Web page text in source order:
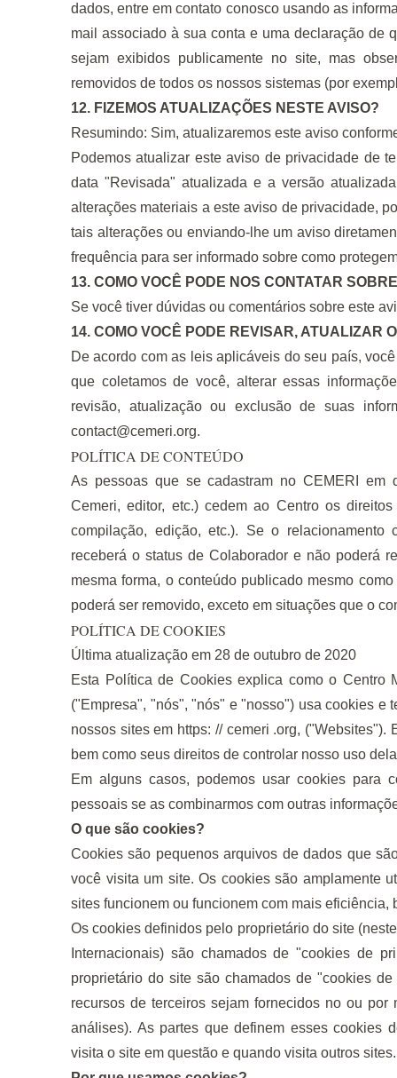
dados, entre em contato conosco usando as
mail associado à sua conta e uma declaração de
sejam exibidos publicamente no site, mas
removidos de todos os nossos sistemas (por
12. FIZEMOS ATUALIZAÇÕES NESTE AVISO?
Resumindo: Sim, atualizaremos este aviso
Podemos atualizar este aviso de privacidade de
data "Revisada" atualizada e a versão
alterações materiais a este aviso de privacidade,
tais alterações ou enviando-lhe um aviso
frequência para ser informado sobre como
13. COMO VOCÊ PODE NOS CONTATAR
Se você tiver dúvidas ou comentários sobre este
14. COMO VOCÊ PODE REVISAR, ATUALIZAR
De acordo com as leis aplicáveis ​​do seu país,
que coletamos de você, alterar essas
revisão, atualização ou exclusão de suas
contact@cemeri.org.
POLÍTICA DE CONTEÚDO
As pessoas que se cadastram no CEMERI em
Cemeri, editor, etc.) cedem ao Centro os
compilação, edição, etc.). Se o
receberá o status de Colaborador e não poderá
mesma forma, o conteúdo publicado mesmo
poderá ser removido, exceto em situações que o
POLÍTICA DE COOKIES
Última atualização em 28 de outubro de 2020
Esta Política de Cookies explica como o Centro
("Empresa", "nós", "nós" e "nosso") usa cookies e
nossos sites em https: // cemeri .org, ("Websites").
bem como seus direitos de controlar nosso uso
Em alguns casos, podemos usar cookies para
pessoais se as combinarmos com outras
O que são cookies?
Cookies são pequenos arquivos de dados que
você visita um site. Os cookies são amplamente
sites funcionem ou funcionem com mais
Os cookies definidos pelo proprietário do site
Internacionais) são chamados de "cookies de
proprietário do site são chamados de "cookies
recursos de terceiros sejam fornecidos no ou
análises). As partes que definem esses cookies
visita o site em questão e quando visita outros sites.